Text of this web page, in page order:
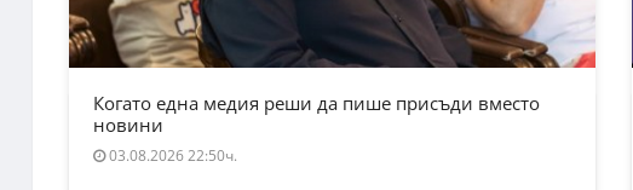
Когато една медия реши да пише присъди вместо
новини
03.08.2026 22:50ч.